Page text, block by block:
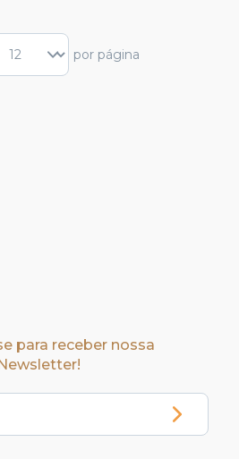
por página
para receber nossa